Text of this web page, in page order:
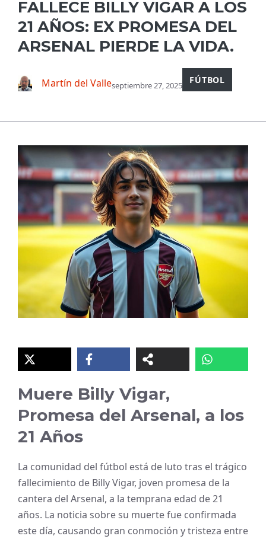
FALLECE BILLY VIGAR A LOS
21 AÑOS: EX PROMESA DEL
ARSENAL PIERDE LA VIDA.
Martín del Valleseptiembre 27, 2025 FÚTBOL
Muere Billy Vigar,
Promesa del Arsenal, a los
21 Años
La comunidad del fútbol está de luto tras el trágico
fallecimiento de Billy Vigar, joven promesa de la
cantera del Arsenal, a la temprana edad de 21
años. La noticia sobre su muerte fue confirmada
este día, causando gran conmoción y tristeza entre